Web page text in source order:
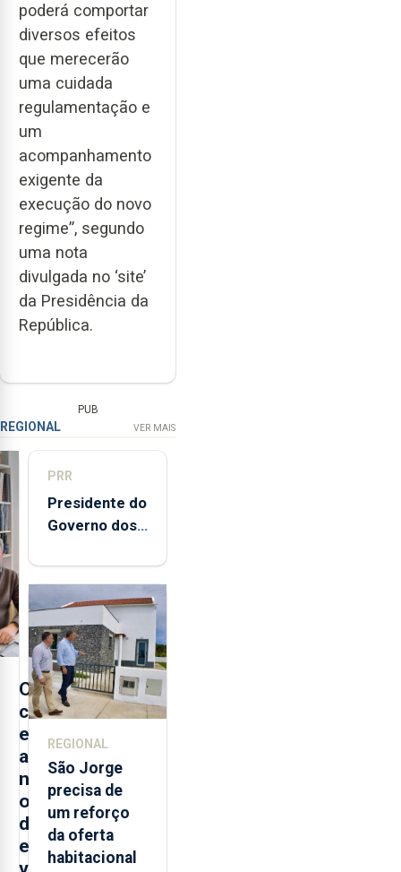
poderá comportar
diversos efeitos
que merecerão
uma cuidada
regulamentação e
um
acompanhamento
exigente da
execução do novo
regime”, segundo
uma nota
divulgada no ‘site’
da Presidência da
República.
PUB
REGIONAL VER MAIS
O
c
e
a
n
o
d
e
PRR
Presidente do
Governo dos
destaca
execução e
modernização
da saúde
REGIONAL
São Jorge
precisa de
um reforço
da oferta
habitacional